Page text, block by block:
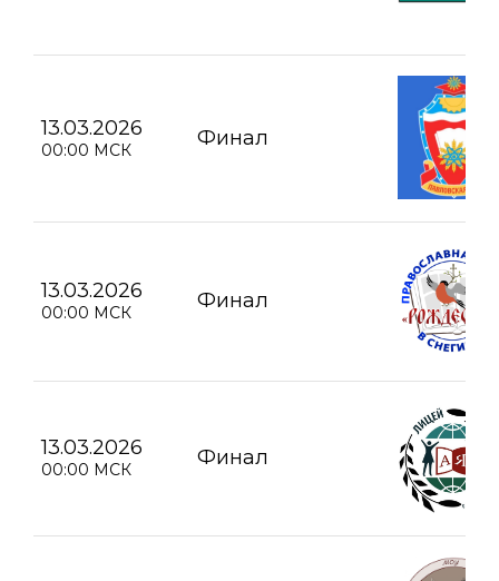
13.03.2026
00:00 МСК Финал
13.03.2026
00:00 МСК Финал
13.03.2026
00:00 МСК Финал